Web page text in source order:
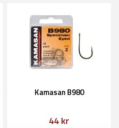
Kamasan B980
44 kr